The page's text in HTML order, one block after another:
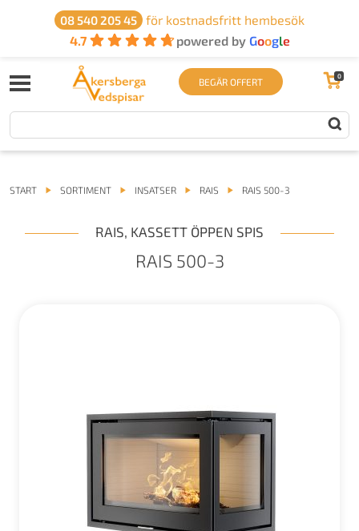
08 540 205 45
för kostnadsfritt hembesök
4.7
powered by Google
BEGÄR OFFERT 0
START SORTIMENT INSATSER RAIS RAIS 500-3
RAIS, KASSETT ÖPPEN SPIS
RAIS 500-3